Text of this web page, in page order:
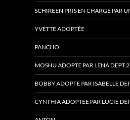
SCHIREEN PRIS EN CHARGE PAR
YVETTE ADOPTÉE
PANCHO
MOSHU ADOPTE PAR LENA DEPT
BOBBY ADOPTE PAR ISABELLE
CYNTHIA ADOPTEE PAR LUCIE